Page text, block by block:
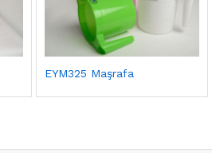
EYM325 Maşrafa